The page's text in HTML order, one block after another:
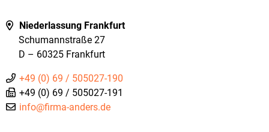
Niederlassung Frankfurt
Schumannstraße 27
D – 60325 Frankfurt
+49 (0) 69 / 505027-190
+49 (0) 69 / 505027-191
info@firma-anders.de